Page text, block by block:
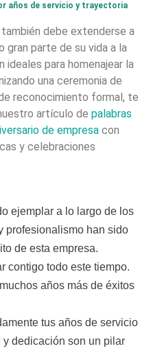
años de servicio y trayectoria
debe extenderse a
gran parte de su vida a la
ideales para homenajear la
una ceremonia de
reconocimiento formal, te
artículo de palabras
de empresa con
y celebraciones
ejemplar a lo largo de los
profesionalismo han sido
de esta empresa.
contigo todo este tiempo.
años más de éxitos
tus años de servicio
dedicación son un pilar